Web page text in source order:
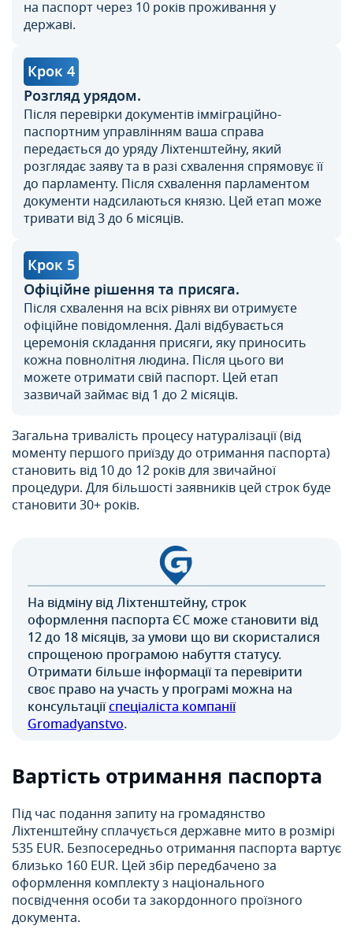
на паспорт через 10 років проживання у
державі.
Крок 4
Розгляд урядом.
Після перевірки документів імміграційно-
паспортним управлінням ваша справа
передається до уряду Ліхтенштейну, який
розглядає заяву та в разі схвалення спрямовує її
до парламенту. Після схвалення парламентом
документи надсилаються князю. Цей етап може
тривати від 3 до 6 місяців.
Крок 5
Офіційне рішення та присяга.
Після схвалення на всіх рівнях ви отримуєте
офіційне повідомлення. Далі відбувається
церемонія складання присяги, яку приносить
кожна повнолітня людина. Після цього ви
можете отримати свій паспорт. Цей етап
зазвичай займає від 1 до 2 місяців.
Загальна тривалість процесу натуралізації (від
моменту першого приїзду до отримання паспорта)
становить від 10 до 12 років для звичайної
процедури. Для більшості заявників цей строк буде
становити 30+ років.
На відміну від Ліхтенштейну, строк
оформлення паспорта ЄС може становити від
12 до 18 місяців, за умови що ви скористалися
спрощеною програмою набуття статусу.
Отримати більше інформації та перевірити
своє право на участь у програмі можна на
консультаціїспеціаліста компанії
Gromadyanstvo.
Вартість отримання паспорта
Під час подання запиту на громадянство
Ліхтенштейну сплачується державне мито в розмірі
535 EUR. Безпосередньо отримання паспорта вартує
близько 160 EUR. Цей збір передбачено за
оформлення комплекту з національного
посвідчення особи та закордонного проїзного
документа.